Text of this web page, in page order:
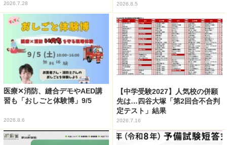
2026.7.28 2026.8.5
医療✕消防、縫合デモやAED講
習も「おしごと体験博」9/5
2026.8.6
【中学受験2027】人気校の併願
先は…四谷大塚「第2回合不合判
定テスト」結果
2026.7.16